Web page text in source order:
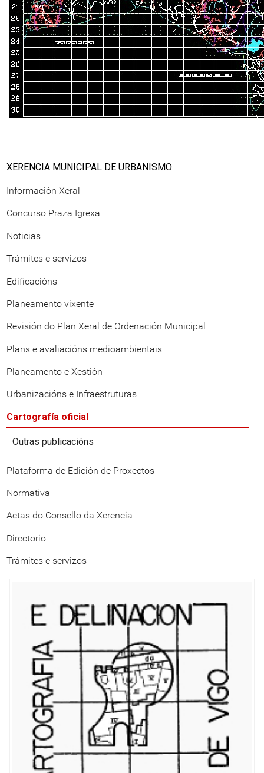
XERENCIA MUNICIPAL DE URBANISMO
Información Xeral
Concurso Praza Igrexa
Noticias
Trámites e servizos
Edificacións
Planeamento vixente
Revisión do Plan Xeral de Ordenación Municipal
Plans e avaliacións medioambientais
Planeamento e Xestión
Urbanizacións e Infraestruturas
Cartografía oficial
Outras publicacións
Plataforma de Edición de Proxectos
Normativa
Actas do Consello da Xerencia
Directorio
Trámites e servizos